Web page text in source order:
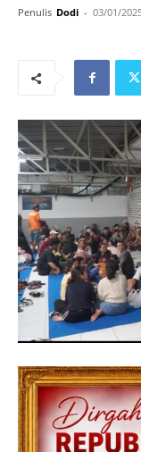
Penulis Dodi - 03/01/